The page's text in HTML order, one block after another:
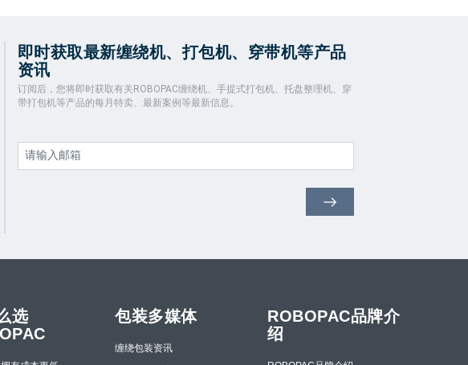
即时获取最新缠绕机、打包机、穿带机等产品
资讯
订阅后，您将即时获取有关ROBOPAC缠绕机、手提式打包机、托盘整理机、穿
带打包机等产品的每月特卖、最新案例等最新信息。
选
包装多媒体
缠绕包装资讯
ROBOPAC品牌介
绍